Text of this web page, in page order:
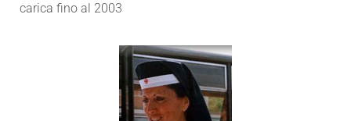
carica fino al 2003